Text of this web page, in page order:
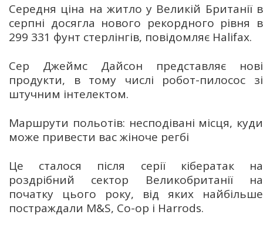
Середня ціна на житло у Великій Британії в
серпні досягла нового рекордного рівня в
299 331 фунт стерлінгів, повідомляє Halifax.
Сер Джеймс Дайсон представляє нові
продукти, в тому числі робот-пилосос зі
штучним інтелектом.
Маршрути польотів: несподівані місця, куди
може привести вас жіноче регбі
Це сталося після серії кібератак на
роздрібний сектор Великобританії на
початку цього року, від яких найбільше
постраждали M&S, Co-op і Harrods.